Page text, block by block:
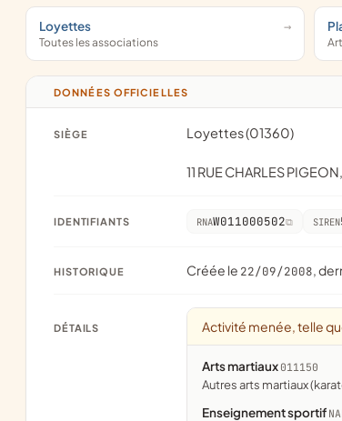
Loyettes
Toutes les associations
DONNÉES OFFICIELLES
SIÈGE Loyettes (01360)
11 RUE CHARLES
IDENTIFIANTS RNAW011000502 SIREN
HISTORIQUE Créée le 22/09/2008,
DÉTAILS Activité menée, telle
Arts martiaux 011150
Autres arts martiaux
Enseignement sportif